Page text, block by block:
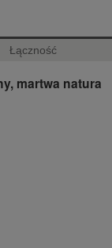
Łączność
martwa natura